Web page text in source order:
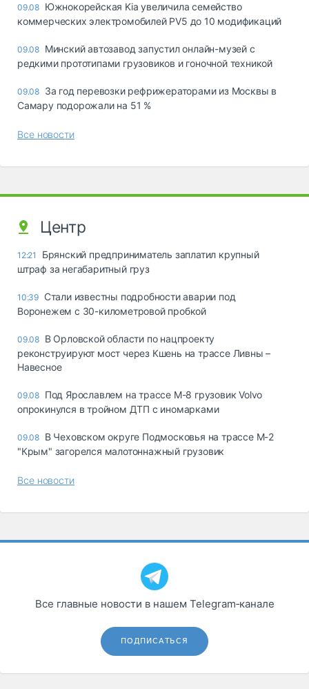
09.08 Южнокорейская Kia увеличила семейство
коммерческих электромобилей PV5 до 10 модификаций
09.08 Минский автозавод запустил онлайн-музей с
редкими прототипами грузовиков и гоночной техникой
09.08 За год перевозки рефрижераторами из Москвы в
Самару подорожали на 51 %
Все новости
Центр
12:21
Брянский предприниматель заплатил крупный
штраф за негабаритный груз
10:39 Стали известны подробности аварии под
Воронежем с 30-километровой пробкой
09.08 В Орловской области по нацпроекту
реконструируют мост через Кшень на трассе Ливны –
Навесное
09.08 Под Ярославлем на трассе М-8 грузовик Volvo
опрокинулся в тройном ДТП с иномарками
09.08 В Чеховском округе Подмосковья на трассе М-2
"Крым" загорелся малотоннажный грузовик
Все новости
Все главные новости в нашем Telegram‑канале
ПОДПИСАТЬСЯ